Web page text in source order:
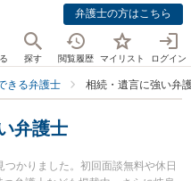
弁護士の方はこちら
探す 閲覧履歴 マイリスト ログイン
きる弁護士 相続・遺言に強い弁
弁護士
かりました。初回面談無料や休日